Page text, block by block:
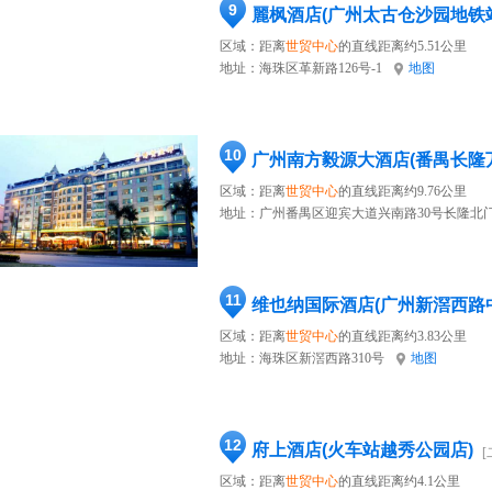
9 麗枫酒店(广州太古仓沙园地铁
区域：距离世贸中心的直线距离约5.51公里
地址： 海珠区革新路126号-1 地图
10 广州南方毅源大酒店(番禺长隆
区域：距离世贸中心的直线距离约9.76公里
地址： 广州番禺区迎宾大道兴南路30号长隆北
11 维也纳国际酒店(广州新滘西路
区域：距离世贸中心的直线距离约3.83公里
地址： 海珠区新滘西路310号 地图
12 府上酒店(火车站越秀公园店)
[
区域：距离世贸中心的直线距离约4.1公里